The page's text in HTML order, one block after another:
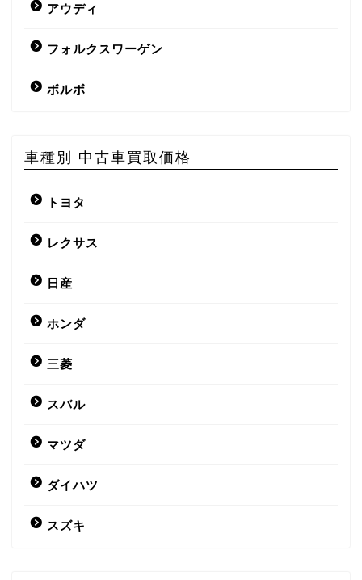
アウディ
フォルクスワーゲン
ボルボ
車種別 中古車買取価格
トヨタ
レクサス
日産
ホンダ
三菱
スバル
マツダ
ダイハツ
スズキ